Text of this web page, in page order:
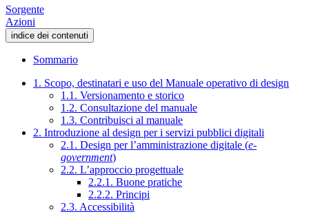
Sorgente
Azioni
indice dei contenuti
Sommario
1. Scopo, destinatari e uso del Manuale operativo di design
1.1. Versionamento e storico
1.2. Consultazione del manuale
1.3. Contribuisci al manuale
2. Introduzione al design per i servizi pubblici digitali
2.1. Design per l’amministrazione digitale (e-
government)
2.2. L’approccio progettuale
2.2.1. Buone pratiche
2.2.2. Principi
2.3. Accessibilità